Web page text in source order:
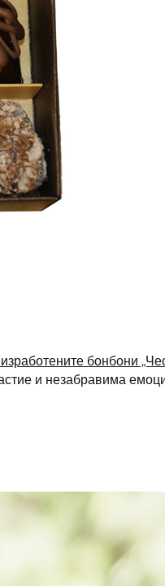
бонбони
и незабравима